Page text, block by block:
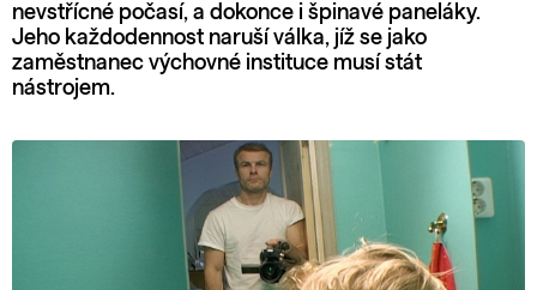
nevstřícné počasí, a dokonce i špinavé paneláky.
Jeho každodennost naruší válka, jíž se jako
zaměstnanec výchovné instituce musí stát
nástrojem.